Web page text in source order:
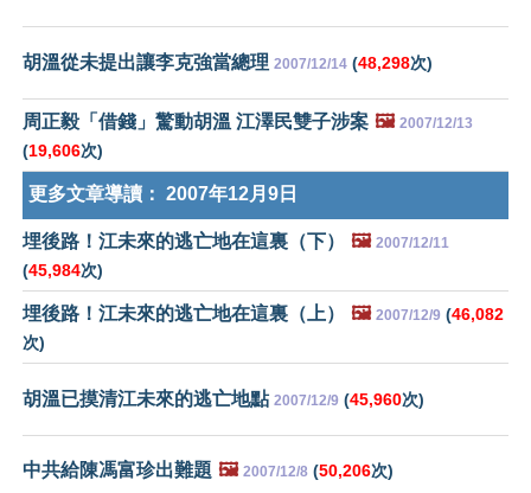
胡溫從未提出讓李克強當總理 2007/12/14 (48,298次)
周正毅「借錢」驚動胡溫 江澤民雙子涉案 🖼️ 2007/12/13
(19,606次)
更多文章導讀： 2007年12月9日
埋後路！江未來的逃亡地在這裏（下） 🖼️ 2007/12/11
(45,984次)
埋後路！江未來的逃亡地在這裏（上） 🖼️ 2007/12/9 (46,082
次)
胡溫已摸清江未來的逃亡地點 2007/12/9 (45,960次)
中共給陳馮富珍出難題 🖼️ 2007/12/8 (50,206次)